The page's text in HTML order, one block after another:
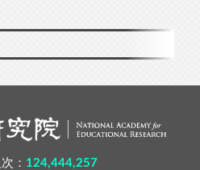
： 124,444,257